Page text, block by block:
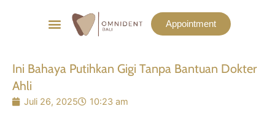
Menu Appointment
Ini Bahaya Putihkan Gigi Tanpa Bantuan Dokter
Ahli
Juli 26, 2025 10:23 am